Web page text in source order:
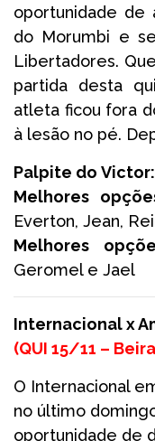
oportunidade de
do Morumbi e
Libertadores.
partida desta
atleta ficou fora
à lesão no pé.
Palpite do Victor:
Melhores
Everton, Jean,
Melhores
Geromel e Jael
Internacional x
(QUI 15/11 –
O Internacional
no último
oportunidade de